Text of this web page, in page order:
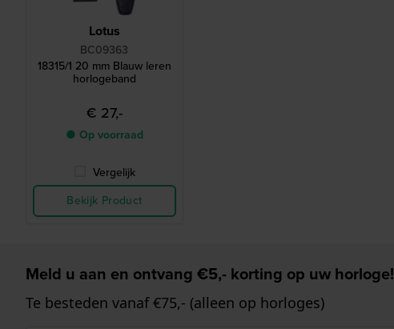
Lotus
BC09363
18315/1 20 mm Blauw leren
horlogeband
€ 27,-
● Op voorraad
Vergelijk
Bekijk Product
Meld u aan en ontvang €5,- korting op uw horloge!
Te besteden vanaf €75,- (alleen op horloges)